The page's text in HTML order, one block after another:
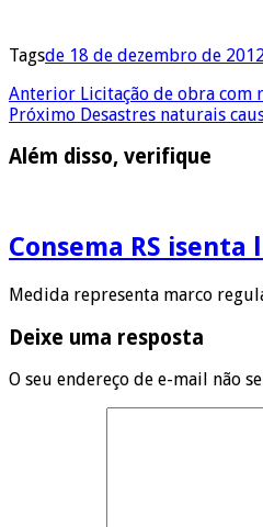
Tagsde 18 de dezembro de 2012
Anterior Licitação de obra com
Próximo Desastres naturais
Além disso, verifique
Consema RS
Medida representa marco
Deixe uma resposta
O seu endereço de e-mail não